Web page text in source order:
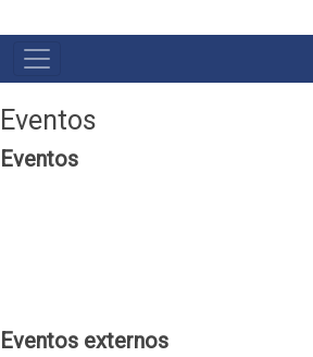
NAVEGAÇÃO
PRINCIPAL
Eventos
Eventos
Eventos externos